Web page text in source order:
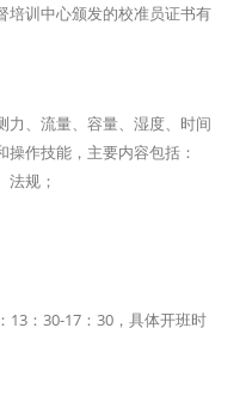
培训中心颁发的校准员证书有
力、流量、容量、湿度、时间
作技能，主要内容包括：
法规；
13：30-17：30，具体开班时